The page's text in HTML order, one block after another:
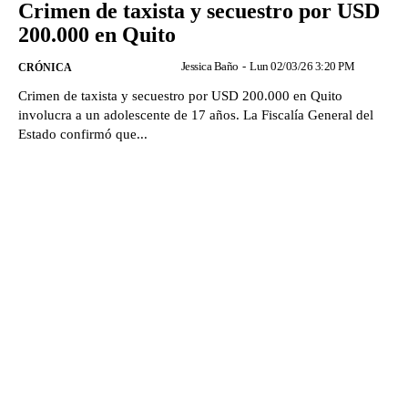
Crimen de taxista y secuestro por USD
200.000 en Quito
CRÓNICA Jessica Baño - Lun 02/03/26 3:20 PM
Crimen de taxista y secuestro por USD 200.000 en Quito
involucra a un adolescente de 17 años. La Fiscalía General del
Estado confirmó que...